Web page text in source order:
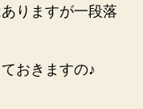
りますが一段落
おきますの♪